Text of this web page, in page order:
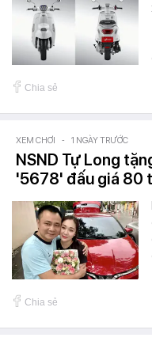
Chia sẻ
XEM CHƠI - 1 NGÀY TRƯỚC
NSND Tự Long
'5678' đấu giá 80
Chia sẻ